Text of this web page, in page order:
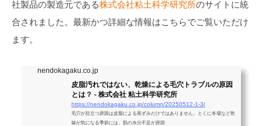
社製品の製造元である株式会社粘土科学研究所のサイトに統
合されました。最新かつ詳細な情報はこちらでご覧いただけ
ます。
nendokagaku.co.jp
皮脂汚れではない、乾燥による毛穴トラブルの原因
とは？ - 株式会社 粘土科学研究所
https://nendokagaku.co.jp/column/20250512-1-3/
毛穴が目立つ原因は皮脂による黒ずみだけではありません。とくに冬場など乾
燥が気になる季節には、肌の水分不足が原因